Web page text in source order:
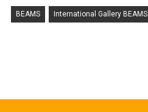
BEAMS International Gallery BEAMS